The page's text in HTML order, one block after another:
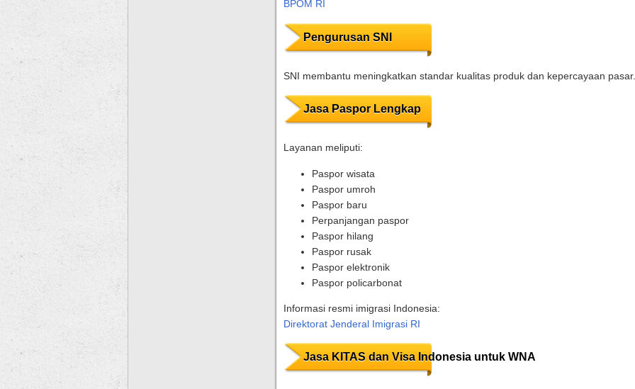
BPOM RI
Pengurusan SNI
SNI membantu meningkatkan standar kualitas produk dan kepercayaan pasar.
Jasa Paspor Lengkap
Layanan meliputi:
Paspor wisata
Paspor umroh
Paspor baru
Perpanjangan paspor
Paspor hilang
Paspor rusak
Paspor elektronik
Paspor policarbonat
Informasi resmi imigrasi Indonesia:
Direktorat Jenderal Imigrasi RI
Jasa KITAS dan Visa Indonesia untuk WNA